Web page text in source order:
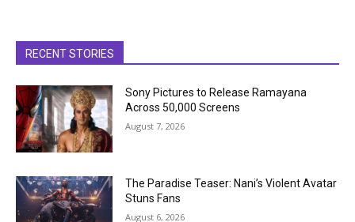
RECENT STORIES
Sony Pictures to Release Ramayana
Across 50,000 Screens
August 7, 2026
The Paradise Teaser: Nani’s Violent Avatar
Stuns Fans
August 6, 2026